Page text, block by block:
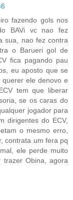
fazendo gols nos
BAVi vc nao fez
sua, nao fez contra
o Barueri gol de
fica pagando pau
eu aposto que se
ele denovo e
tem que liberar
se os caras do
jogador para
dirigentes do ECV,
o mesmo erro,
contrata um fera pq
ele perde muito
trazer Obina, agora